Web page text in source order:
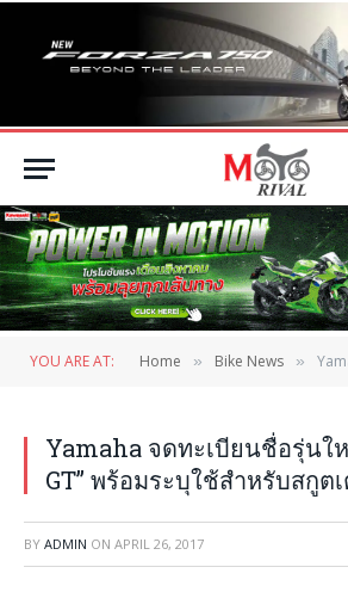
YOU ARE AT: Home » Bike News » Yamaha จ
Yamaha จดทะเบียนชื่อรุ่นใ
GT” พร้อมระบุใช้สำหรับสกูต
BY ADMIN ON APRIL 26, 2017